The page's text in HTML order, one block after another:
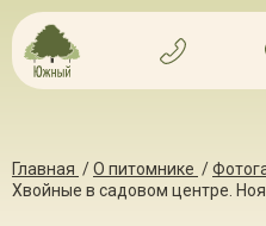
Главная /О питомнике /
Хвойные в садовом центре.